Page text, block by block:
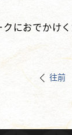
におでかけ
往前